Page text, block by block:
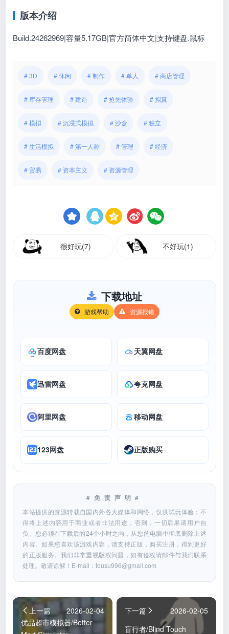
版本介绍
Build.24262969|容量5.17GB|官方简体中文|支持键盘.鼠标
# 3D # 休闲 # 制作 # 单人 # 商店管理
# 库存管理 # 建造 # 抢先体验 # 拟真
# 模拟 # 沉浸式模拟 # 沙盒 # 独立
# 生活模拟 # 第一人称 # 管理 # 经济
# 贸易 # 资本主义 # 资源管理
很好玩(7) 不好玩(1)
下载地址
游戏帮助 资源报错
百度网盘 天翼网盘
迅雷网盘 夸克网盘
阿里网盘 移动网盘
123网盘 正版购买
#免责声明#
本站提供的资源转载自国内外各大媒体和网络，仅供试玩体验；不
得将上述内容用于商业或者非法用途，否则，一切后果请用户自
负。您必须在下载后的24个小时之内，从您的电脑中彻底删除上述
内容。如果您喜欢该游戏内容，请支持正版，购买注册，得到更好
的正版服务。我们非常重视版权问题，如有侵权请邮件与我们联系
处理。敬请谅解！E-mail：tousu996@gmail.com
上一篇
2026-02-04
优品超市模拟器/Better
下一篇
2026-02-05
盲行者/Blind Touch